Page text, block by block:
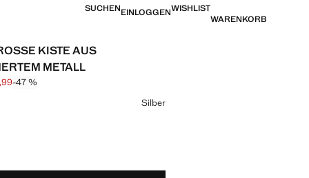
SUCHENEINLOGGENWISHLIST
WARENKORB
KISTE AUS G
METALL
durchgestrichen [€ 29,99 ]
[€ 15,99 ]
-47 %
Farbe
Silber